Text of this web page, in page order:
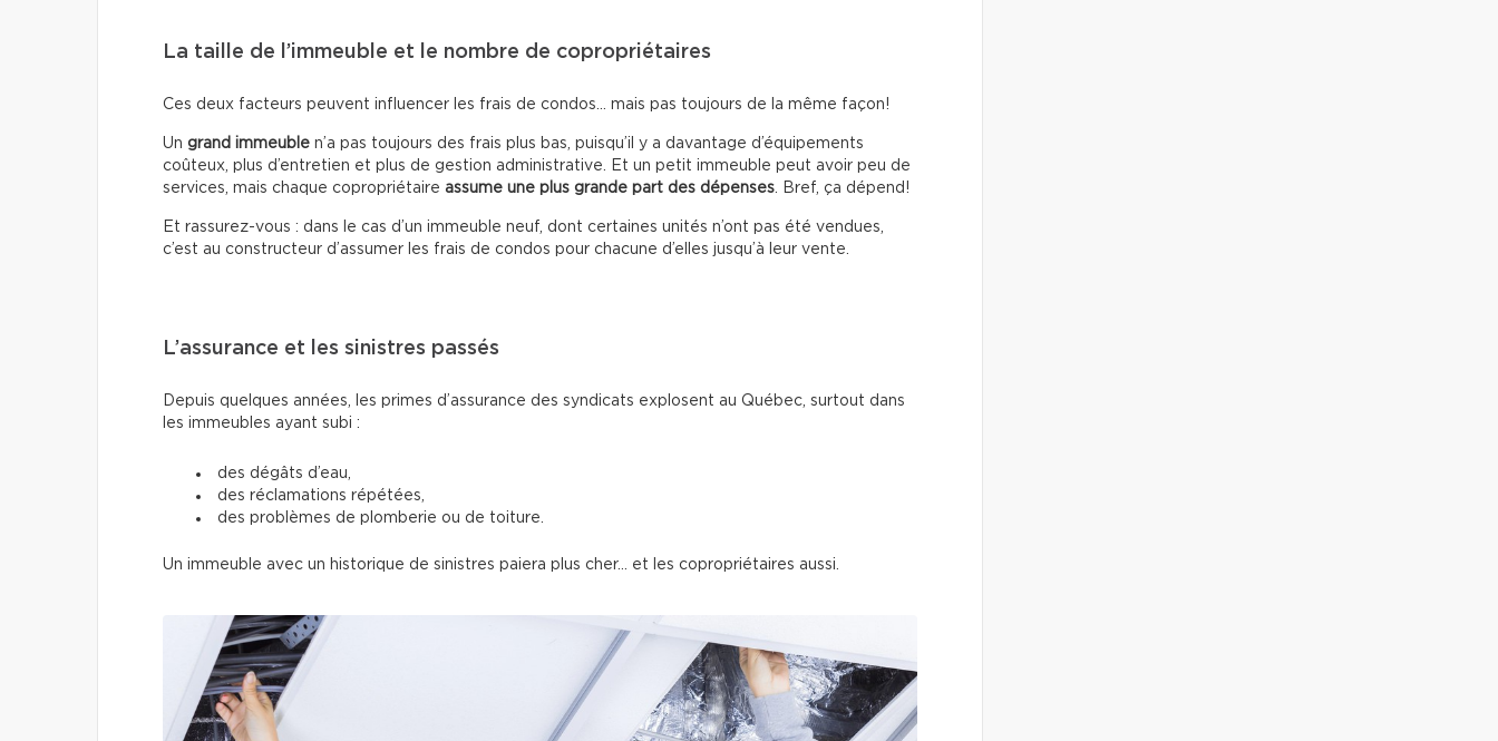
La taille de l’immeuble et le nombre de copropriétaires
Ces deux facteurs peuvent influencer les frais de condos… mais pas toujours de la même façon!
Un grand immeuble n’a pas toujours des frais plus bas, puisqu’il y a davantage d’équipements
coûteux, plus d’entretien et plus de gestion administrative. Et un petit immeuble peut avoir peu de
services, mais chaque copropriétaire assume une plus grande part des dépenses. Bref, ça dépend!
Et rassurez-vous : dans le cas d’un immeuble neuf, dont certaines unités n’ont pas été vendues,
c’est au constructeur d’assumer les frais de condos pour chacune d’elles jusqu’à leur vente.
L’assurance et les sinistres passés
Depuis quelques années, les primes d’assurance des syndicats explosent au Québec, surtout dans
les immeubles ayant subi :
des dégâts d’eau,
des réclamations répétées,
des problèmes de plomberie ou de toiture.
Un immeuble avec un historique de sinistres paiera plus cher… et les copropriétaires aussi.